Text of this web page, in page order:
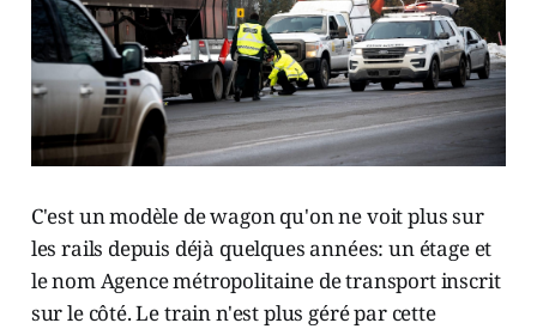
C'est un modèle de wagon qu'on ne voit plus sur
les rails depuis déjà quelques années: un étage et
le nom Agence métropolitaine de transport inscrit
sur le côté. Le train n'est plus géré par cette